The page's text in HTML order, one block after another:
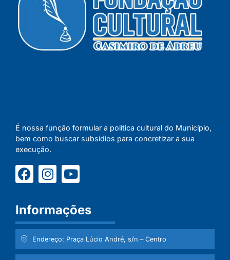
É nossa função formular a política cultural do Município,
bem como buscar subsídios para concretizar a sua
execução.
Informações
Endereço: Praça Lúcio André, s/n – Centro